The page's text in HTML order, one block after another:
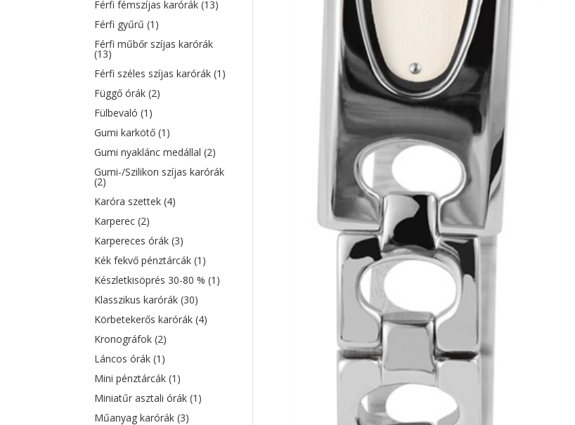
Férfi fémszíjas karórák(13)
Férfi gyűrű(1)
Férfi műbőr szíjas karórák
(13)
Férfi széles szíjas karórák(1)
Függő órák(2)
Fülbevaló(1)
Gumi karkötő(1)
Gumi nyaklánc medállal(2)
Gumi-/Szilikon szíjas karórák
(2)
Karóra szettek(4)
Karperec(2)
Karpereces órák(3)
Kék fekvő pénztárcák(1)
Készletkisöprés 30-80 %(1)
Klasszikus karórák(30)
Körbetekerős karórák(4)
Kronográfok(2)
Láncos órák(1)
Mini pénztárcák(1)
Miniatűr asztali órák(1)
Műanyag karórák(3)